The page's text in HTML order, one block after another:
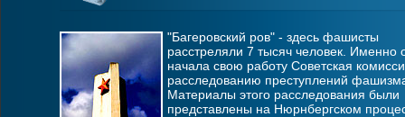
"Багеровский ров" - здесь фашисты
расстреляли 7 тысяч человек. Именно
начала свою работу Советская
расследованию преступлений
Материалы этого расследования были
представлены на Нюрнбергском